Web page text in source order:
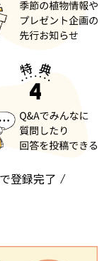
登録完了